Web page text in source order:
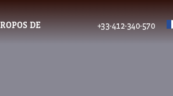
DE +33-412-340-570